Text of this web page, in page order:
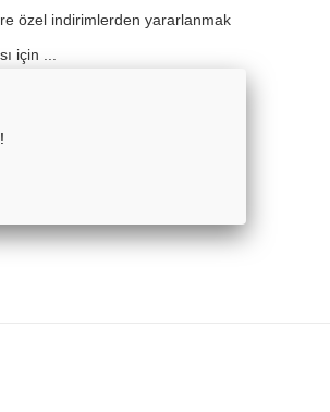
özel indirimlerden yararlanmak
için ...